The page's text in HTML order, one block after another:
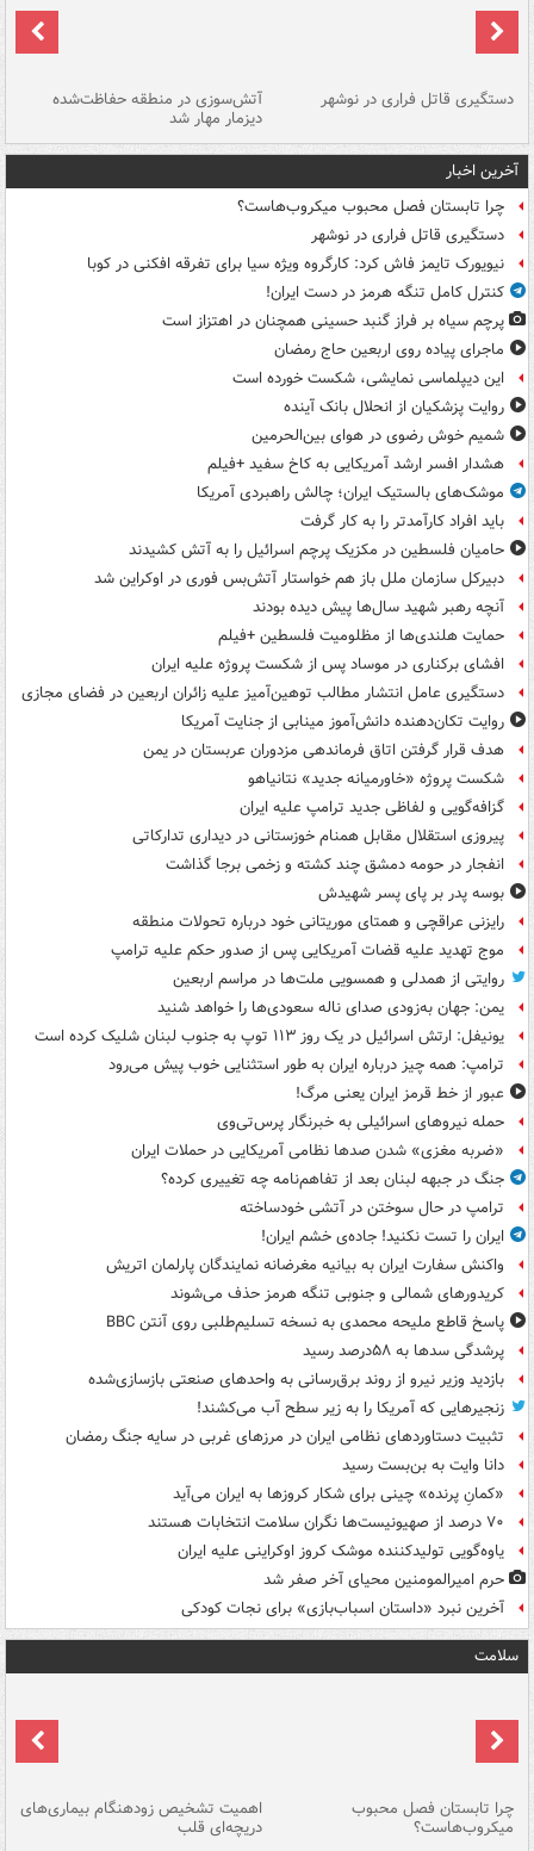
دستگیری قاتل فراری در نوشهر آتش‌سوزی در منطقه حفاظت‌شده
دیزمار مهار شد
آخرین اخبار
چرا تابستان فصل محبوب میکروب‌هاست؟
دستگیری قاتل فراری در نوشهر
نیویورک تایمز فاش کرد: کارگروه ویژه سیا برای تفرقه افکنی در کوبا
کنترل کامل تنگه هرمز در دست ایران!
پرچم سیاه بر فراز گنبد حسینی همچنان در اهتزاز است
ماجرای پیاده روی اربعین حاج رمضان
این دیپلماسی نمایشی، شکست خورده است
روایت پزشکیان از انحلال بانک آینده
شمیم خوش رضوی در هوای بین‌الحرمین
هشدار افسر ارشد آمریکایی به کاخ سفید +فیلم
موشک‌های بالستیک ایران؛ چالش راهبردی آمریکا
باید افراد کارآمدتر را به کار گرفت
حامیان فلسطین در مکزیک پرچم اسرائیل را به آتش کشیدند
دبیرکل سازمان ملل باز هم خواستار آتش‌بس فوری در اوکراین شد
آنچه رهبر شهید سال‌ها پیش دیده بودند
حمایت هلندی‌ها از مظلومیت فلسطین +فیلم
افشای برکناری در موساد پس از شکست پروژه علیه ایران
دستگیری عامل انتشار مطالب توهین‌آمیز علیه زائران اربعین در فضای مجازی
روایت تکان‌دهنده دانش‌آموز مینابی از جنایت آمریکا
هدف قرار گرفتن اتاق‌ فرماندهی مزدوران عربستان در یمن
شکست پروژه «خاورمیانه جدید» نتانیاهو
گزافه‌گویی و لفاظی جدید ترامپ علیه ایران
پیروزی استقلال مقابل همنام خوزستانی در دیداری تدارکاتی
انفجار در حومه دمشق چند کشته و زخمی برجا گذاشت
بوسه‌ پدر بر پای پسر شهیدش
رایزنی عراقچی و همتای موریتانی خود درباره تحولات منطقه
موج تهدید علیه قضات آمریکایی پس از صدور حکم علیه ترامپ
روایتی از همدلی و همسویی ملت‌ها در مراسم اربعین
یمن: جهان به‌زودی صدای ناله سعودی‌ها را خواهد شنید
یونیفل: ارتش اسرائیل در یک روز ۱۱۳ توپ به جنوب لبنان شلیک کرده است
ترامپ: همه چیز درباره ایران به طور استثنایی خوب پیش می‌رود
عبور از خط قرمز ایران یعنی مرگ!
حمله نیروهای اسرائیلی به خبرنگار پرس‌تی‌وی
«ضربه مغزی» شدن صدها نظامی آمریکایی در حملات ایران
جنگ در جبهه لبنان بعد از تفاهم‌نامه چه تغییری کرده؟
ترامپ در حال سوختن در آتشی خودساخته
ایران را تست نکنید! جاده‌ی خشم ایران!
واکنش سفارت ایران به بیانیه مغرضانه نمایندگان پارلمان اتریش
کریدورهای شمالی و جنوبی تنگه هرمز حذف می‌شوند
پاسخ قاطع ملیحه محمدی به نسخه تسلیم‌طلبی روی آنتن BBC
پرشدگی سدها به ۵۸درصد رسید
بازدید وزیر نیرو از روند برق‌رسانی به واحدهای صنعتی بازسازی‌شده
زنجیرهایی که آمریکا را به زیر سطح آب می‌کشند!
تثبیت دستاوردهای نظامی ایران در مرزهای غربی در سایه جنگ رمضان
دانا وایت به بن‌بست رسید
«کمانِ پرنده» چینی برای شکار کروزها به ایران می‌آید
۷۰ درصد از صهیونیست‌ها نگران سلامت انتخابات هستند
یاوه‌گویی تولیدکننده موشک کروز اوکراینی علیه ایران
حرم امیرالمومنین محیای آخر صفر شد
آخرین نبرد «داستان اسباب‌بازی» برای نجات کودکی
سلامت
چرا تابستان فصل محبوب
میکروب‌هاست؟
اهمیت تشخیص زودهنگام بیماری‌های
دریچه‌ای قلب